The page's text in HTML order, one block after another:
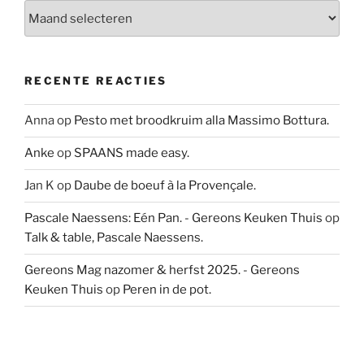
RECENTE REACTIES
Annaop Pesto met broodkruim alla Massimo Bottura.
Anke op SPAANS made easy.
Jan K op Daube de boeuf à la Provençale.
Pascale Naessens: Eén Pan. - Gereons Keuken Thuis op
Talk & table, Pascale Naessens.
Gereons Mag nazomer & herfst 2025. - Gereons
Keuken Thuis op Peren in de pot.